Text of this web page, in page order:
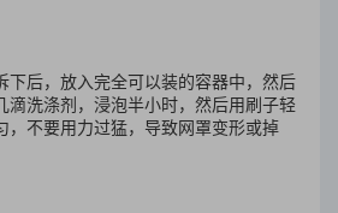
下后，放入完全可以装的容器中，然后
滴洗涤剂，浸泡半小时，然后用刷子轻
，不要用力过猛，导致网罩变形或掉